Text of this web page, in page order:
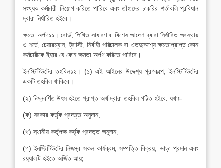
সংখ্যক কর্মচারী নিয়োগ করিতে পারিবে এবং তাঁহাদের চাকরির শর্তাবলি প্রবিধান
দ্বারা নির্ধারিত হইবে।
ক্ষমতা অর্পণ১১। বোর্ড, লিখিত সাধারণ বা বিশেষ আদেশ দ্বারা নির্ধারিত অবস্থায়
ও শর্তে, চেয়ারম্যান, ট্রাস্টি, নির্বাহী পরিচালক বা এতদুদ্দেশ্যে ক্ষমতাপ্রাপ্ত কোন
কর্মচারীকে ইহার যে কোন ক্ষমতা অর্পণ করিতে পারিবে।
ইনস্টিটিউটের তহবিল১২। (১) এই আইনের উদ্দেশ্য পূরণকল্পে, ইনস্টিটিউটের
একটি তহবিল থাকিবে।
(২) নিম্নবর্ণিত উৎস হইতে প্রাপ্ত অর্থ দ্বারা তহবিল গঠিত হইবে, যথাঃ-
(ক) সরকার কর্তৃক প্রদত্ত অনুদান;
(খ) স্থানীয় কর্তৃপক্ষ কর্তৃক প্রদত্ত অনুদান;
(গ) ইনস্টিটিউটের নিজস্ব সকল কার্যক্রম, সম্পত্তি বিক্রয়, ভাড়া প্রদান এবং
রয়্যালটি হইতে অর্জিত আয়;